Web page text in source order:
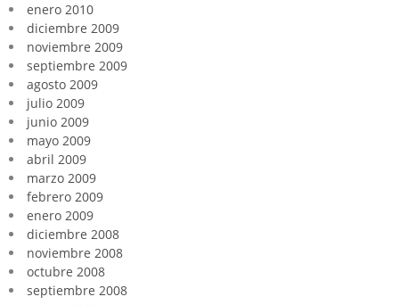
enero 2010
diciembre 2009
noviembre 2009
septiembre 2009
agosto 2009
julio 2009
junio 2009
mayo 2009
abril 2009
marzo 2009
febrero 2009
enero 2009
diciembre 2008
noviembre 2008
octubre 2008
septiembre 2008